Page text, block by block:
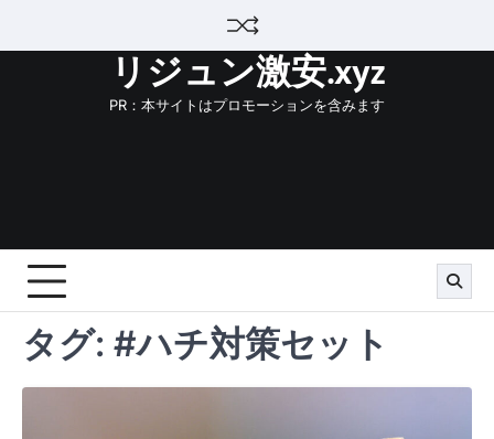
リジュン激安.xyz
PR：本サイトはプロモーションを含みます
タグ: #ハチ対策セット